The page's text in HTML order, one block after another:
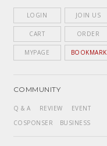
LOGIN JOIN US
CART ORDER
MYPAGE BOOKMARK
COMMUNITY
Q & A REVIEW
EVENT
COSPONSER
BUSINESS